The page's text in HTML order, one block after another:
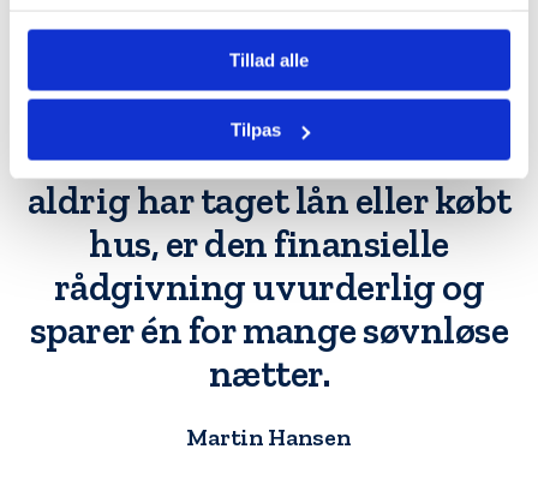
Tillad alle
Tilpas
Must have for
førstegangskøbere. Hvis man
aldrig har taget lån eller købt
hus, er den finansielle
rådgivning uvurderlig og
sparer én for mange søvnløse
nætter.
Martin Hansen